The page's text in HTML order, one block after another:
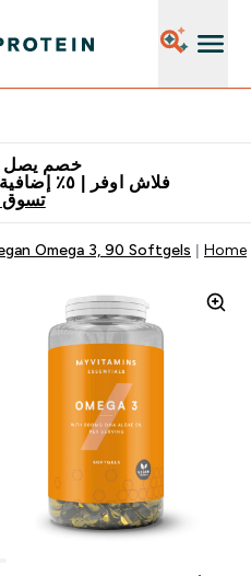
خصم يصل
فلاش اوفر | ٥٪ إضافية باستخدام كود محدود
تسوق
Home
Omega 3, 90 Softgels